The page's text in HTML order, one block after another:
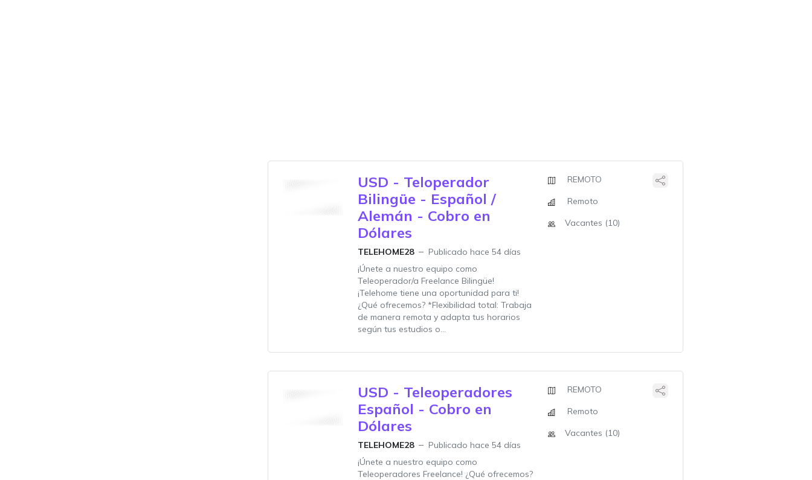
USD - Teloperador
Bilingüe - Español /
Alemán - Cobro en
Dólares
TELEHOME28
Publicado hace 54 días
¡Únete a nuestro equipo como
Teleoperador/a Freelance Bilingüe!
¡Telehome tiene una oportunidad para ti!
¿Qué ofrecemos? *Flexibilidad total: Trabaja
de manera remota y adapta tus horarios
según tus estudios o...
REMOTO
Remoto
Vacantes (10)
USD - Teleoperadores
Español - Cobro en
Dólares
TELEHOME28
Publicado hace 54 días
¡Únete a nuestro equipo como
Teleoperadores Freelance! ¿Qué ofrecemos?
REMOTO
Remoto
Vacantes (10)